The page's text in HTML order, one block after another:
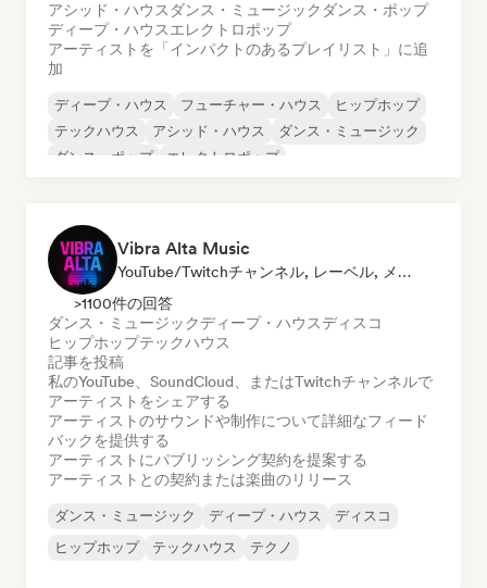
アシッド・ハウス ダンス・ミュージック ダンス・ポップ
ディープ・ハウスエレクトロポップ
アーティストを「インパクトのあるプレイリスト」に追
加
ディープ・ハウス フューチャー・ハウス
ヒップホップ
テックハウス
アシッド・ハウス
ダンス・ミュージック
ダンス・ポップ
エレクトロポップ
Vibra Alta Music
YouTube/Twitchチャンネル, レーベル, メディア・アウトレット／ジャーナリスト, 発行者, サウンドエキスパート
>1100件の回答
ダンス・ミュージックディープ・ハウスディスコ
ヒップホップテックハウス
記事を投稿
私のYouTube、SoundCloud、またはTwitchチャンネルで
アーティストをシェアする
アーティストのサウンドや制作について詳細なフィード
バックを提供する
アーティストにパブリッシング契約を提案する
アーティストとの契約または楽曲のリリース
ダンス・ミュージック ディープ・ハウス
ディスコ
ヒップホップ
テックハウス テクノ